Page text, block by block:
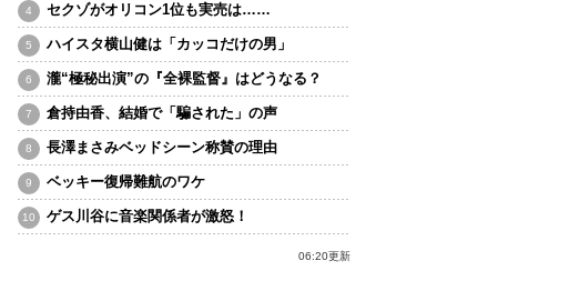
セクゾがオリコン1位も実売は……
ハイスタ横山健は「カッコだけの男」
瀧“極秘出演”の『全裸監督』はどうなる？
倉持由香、結婚で「騙された」の声
長澤まさみベッドシーン称賛の理由
ベッキー復帰難航のワケ
ゲス川谷に音楽関係者が激怒！
06:20更新